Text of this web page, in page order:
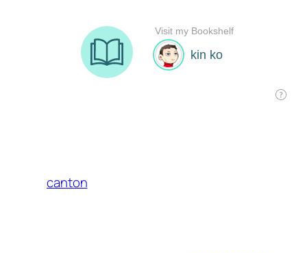
canton